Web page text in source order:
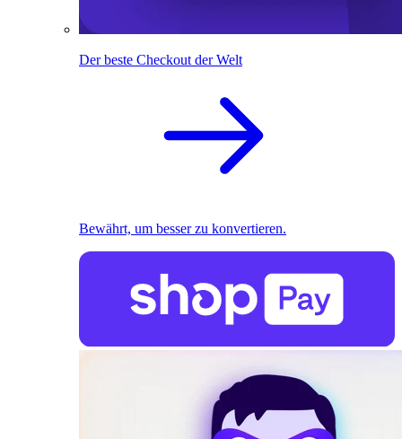
Der beste Checkout der Welt
Bewährt, um besser zu konvertieren.